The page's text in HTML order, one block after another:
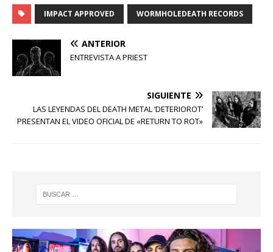
IMPACT APPROVED WORMHOLEDEATH RECORDS
ANTERIOR
ENTREVISTA A PRIEST
SIGUIENTE
LAS LEYENDAS DEL DEATH METAL ‘DETERIOROT’
PRESENTAN EL VIDEO OFICIAL DE «RETURN TO ROT»